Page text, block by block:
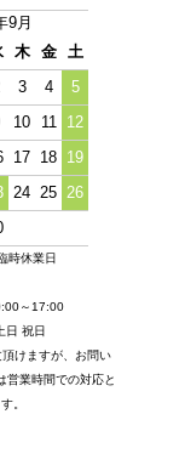
9月
木 金
土
3 4
5
10 11
12
17 18 19
24 25 26
時休業日
～17:00
日 祝日
けますが、お問い
営業時間での対応と
。